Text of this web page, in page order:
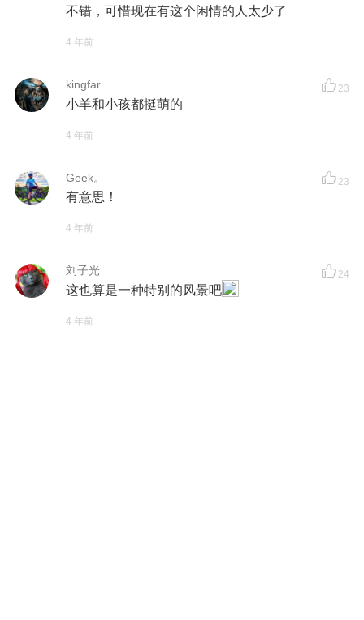
不错，可惜现在有这个闲情的人太少了
4 年前
kingfar 23
小羊和小孩都挺萌的
4 年前
Geek。 23
有意思！
4 年前
刘子光 24
这也算是一种特别的风景吧
4 年前